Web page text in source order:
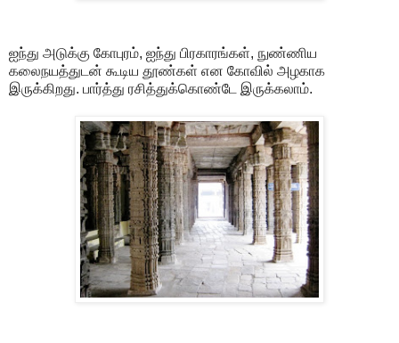
ஐந்து அடுக்கு கோபுரம், ஐந்து பிரகாரங்கள், நுண்ணிய
கலைநயத்துடன் கூடிய தூண்கள் என கோவில் அழகாக
இருக்கிறது. பார்த்து ரசித்துக்கொண்டே இருக்கலாம்.